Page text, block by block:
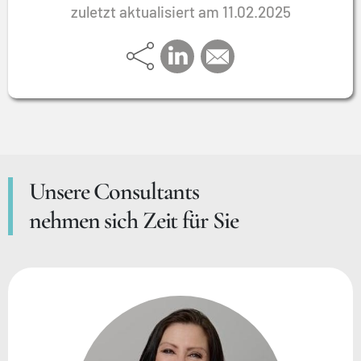
ERA-Berater ausgebildet. In dieser Funktion hat er
Tarifgebieten begleitet, also mit Betriebsräten,
Führungskräften und Unternehmensleitungen
Verhandlungen geführt, Konflikte mediiert und
zuletzt aktualisiert am 11.02.2025
Unsere Consultants
nehmen sich Zeit für Sie